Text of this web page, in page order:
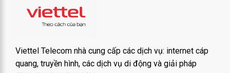
Viettel Telecom nhà cung cấp các dịch vụ: internet cáp
quang, truyền hình, các dịch vụ di động và giải pháp